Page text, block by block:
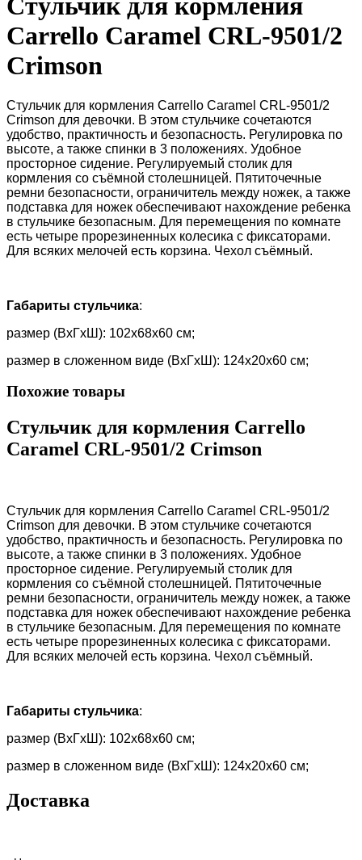
Стульчик для кормления
Carrello Caramel CRL-9501/2
Crimson
Стульчик для кормления Carrello Caramel CRL-9501/2
Crimson для девочки. В этом стульчике сочетаются
удобство, практичность и безопасность. Регулировка по
высоте, а также спинки в 3 положениях. Удобное
просторное сидение. Регулируемый столик для
кормления со съёмной столешницей. Пятиточечные
ремни безопасности, ограничитель между ножек, а также
подставка для ножек обеспечивают нахождение ребенка
в стульчике безопасным. Для перемещения по комнате
есть четыре прорезиненных колесика с фиксаторами.
Для всяких мелочей есть корзина. Чехол съёмный.
Габариты стульчика:
размер (ВхГхШ): 102х68х60 см;
размер в сложенном виде (ВхГхШ): 124х20х60 см;
Похожие товары
Стульчик для кормления Carrello
Caramel CRL-9501/2 Crimson
Стульчик для кормления Carrello Caramel CRL-9501/2
Crimson для девочки. В этом стульчике сочетаются
удобство, практичность и безопасность. Регулировка по
высоте, а также спинки в 3 положениях. Удобное
просторное сидение. Регулируемый столик для
кормления со съёмной столешницей. Пятиточечные
ремни безопасности, ограничитель между ножек, а также
подставка для ножек обеспечивают нахождение ребенка
в стульчике безопасным. Для перемещения по комнате
есть четыре прорезиненных колесика с фиксаторами.
Для всяких мелочей есть корзина. Чехол съёмный.
Габариты стульчика:
размер (ВхГхШ): 102х68х60 см;
размер в сложенном виде (ВхГхШ): 124х20х60 см;
Доставка